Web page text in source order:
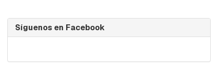
Síguenos en Facebook